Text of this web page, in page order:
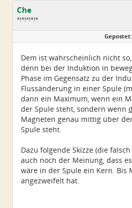
Che
*!*!*!*!*
Geschlecht:
Alter:
72
Dabei seit:
06 / 2014
Gepostet:
Dem ist wahrscheinlich nicht so,
denn bei der Induktion in
Phase im Gegensatz zu der
Flussänderung in einer Spule
dann ein Maximum, wenn ein
der Spule steht, sondern wenn
Magneten genau mittig über
Spule steht.
Dazu folgende Skizze (die
auch noch der Meinung, dass
wäre in der Spule ein Kern. Bis
angezweifelt hat.